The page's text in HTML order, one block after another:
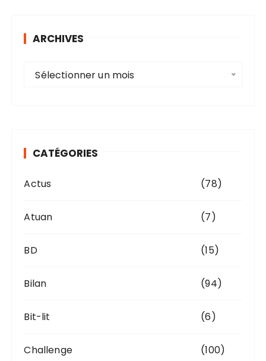
ARCHIVES
e
Sélectionner un mois
CATÉGORIES
Actus (78)
Atuan (7)
BD (15)
Bilan (94)
Bit-lit (6)
Challenge (100)